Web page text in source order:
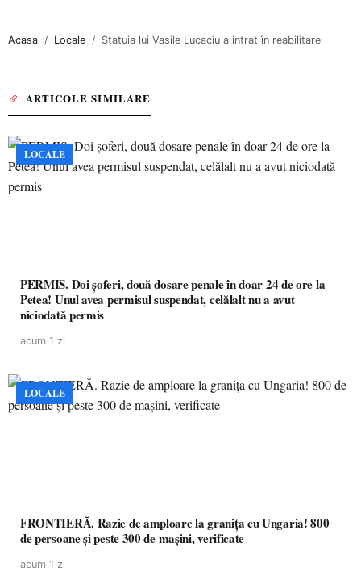
Acasa Locale Statuia lui Vasile Lucaciu a intrat în reabilitare
ARTICOLE SIMILARE
LOCALE
PERMIS. Doi șoferi, două dosare penale în doar 24 de ore la
Petea! Unul avea permisul suspendat, celălalt nu a avut
niciodată permis
acum 1 zi
LOCALE
FRONTIERĂ. Razie de amploare la granița cu Ungaria! 800
de persoane și peste 300 de mașini, verificate
acum 1 zi